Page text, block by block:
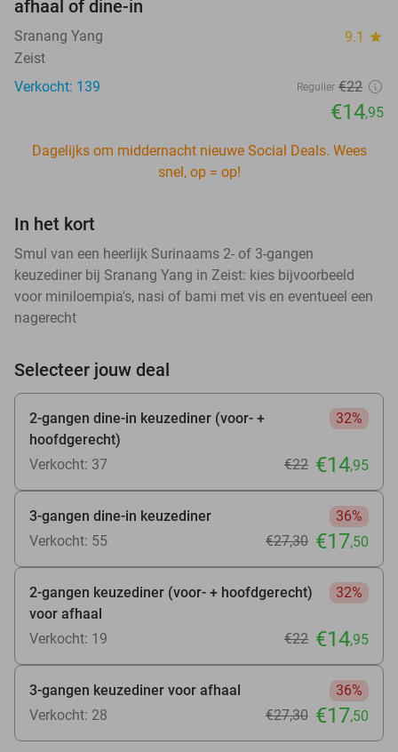
afhaal of dine-in
Sranang Yang 9.1 star
Zeist
Verkocht: 139
Regulier €22
€14,95
Dagelijks om middernacht nieuwe Social Deals. Wees
snel, op = op!
In het kort
Smul van een heerlijk Surinaams 2- of 3-gangen
keuzediner bij Sranang Yang in Zeist: kies bijvoorbeeld
voor miniloempia's, nasi of bami met vis en eventueel een
nagerecht
Selecteer jouw deal
2-gangen dine-in keuzediner (voor- +
hoofdgerecht)
32%
Verkocht: 37 €22 €14,95
3-gangen dine-in keuzediner
36%
Verkocht: 55
€27,30 €17,50
2-gangen keuzediner (voor- + hoofdgerecht)
voor afhaal
32%
Verkocht: 19 €22 €14,95
3-gangen keuzediner voor afhaal
36%
Verkocht: 28
€27,30 €17,50